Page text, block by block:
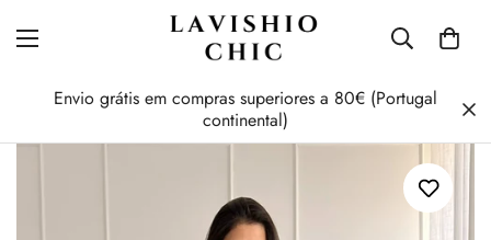
Envio grátis em compras superiores a 80€ (Portugal
continental)